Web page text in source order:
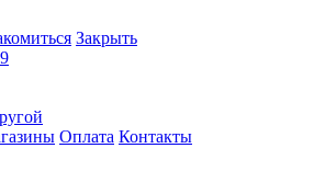
Закрыть
Оплата Контакты